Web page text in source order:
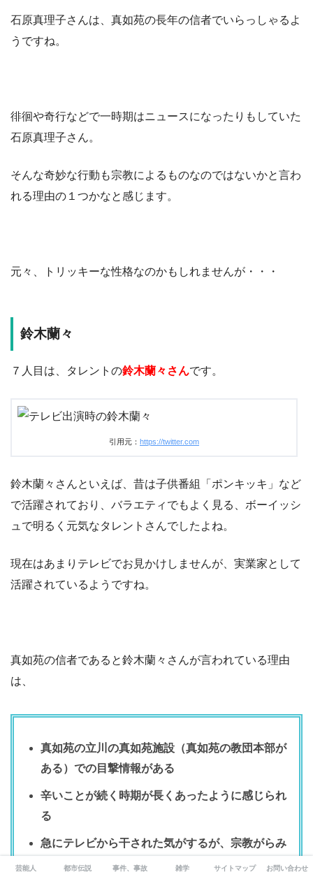
石原真理子さんは、真如苑の長年の信者でいらっしゃるよ
うですね。
徘徊や奇行などで一時期はニュースになったりもしていた
石原真理子さん。
そんな奇妙な行動も宗教によるものなのではないかと言わ
れる理由の１つかなと感じます。
元々、トリッキーな性格なのかもしれませんが・・・
鈴木蘭々
７人目は、タレントの鈴木蘭々さんです。
引用元： https://twitter.com
鈴木蘭々さんといえば、昔は子供番組「ポンキッキ」など
で活躍されており、バラエティでもよく見る、ボーイッシ
ュで明るく元気なタレントさんでしたよね。
現在はあまりテレビでお見かけしませんが、実業家として
活躍されているようですね。
真如苑の信者であると鈴木蘭々さんが言われている理由
は、
真如苑の立川の真如苑施設（真如苑の教団本部が
ある）での目撃情報がある
辛いことが続く時期が長くあったように感じられ
る
急にテレビから干された気がするが、宗教がらみ
の問題があったんじゃないか
芸能人 都市伝説 事件、事故 雑学 サイトマップ お問い合わせ